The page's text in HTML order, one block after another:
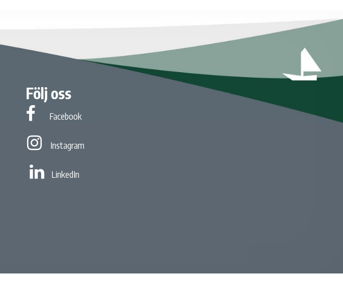
Följ oss
Facebook
Facebook
Instagram
Instagram
LinkedIn
Linked In